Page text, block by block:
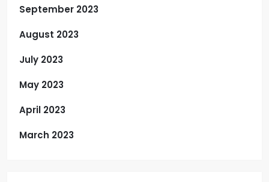
September 2023
August 2023
July 2023
May 2023
April 2023
March 2023